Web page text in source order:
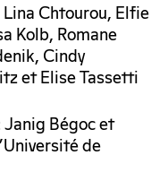
Lina Chtourou, Elfie
Kolb, Romane
Cindy
et Elise Tassetti
Janig Bégoc et
de